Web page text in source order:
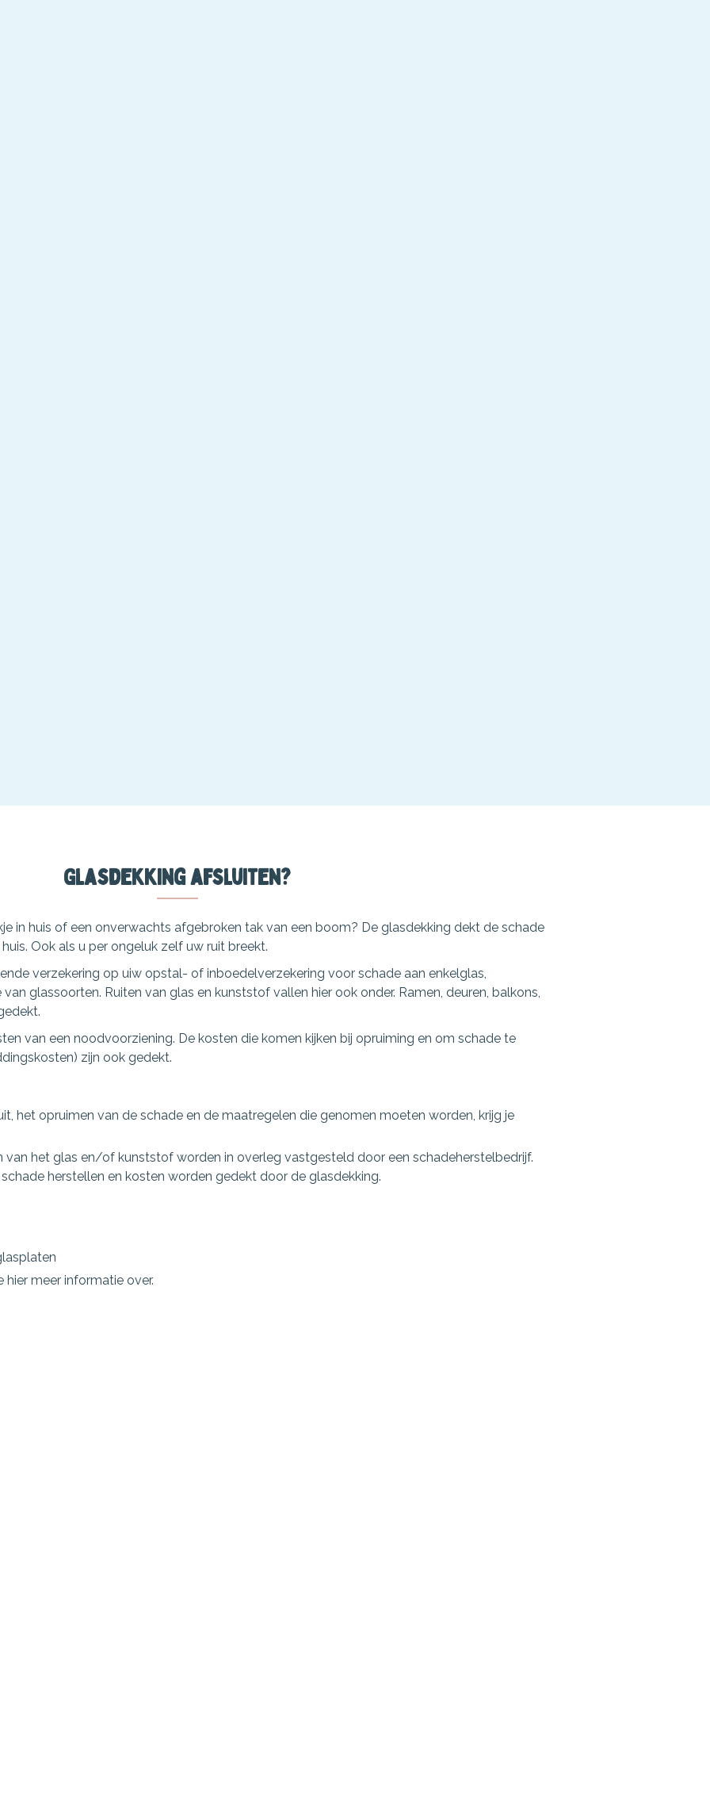
Glasdekking afsluiten?
in huis of een onverwachts afgebroken tak van een boom? De glasdekking dekt de schade
Ook als u per ongeluk zelf uw ruit breekt.
verzekering op uiw opstal- of inboedelverzekering voor schade aan enkelglas,
glassoorten. Ruiten van glas en kunststof vallen hier ook onder. Ramen, deuren, balkons,
van een noodvoorziening. De kosten die komen kijken bij opruiming en om schade te
zijn ook gedekt.
het opruimen van de schade en de maatregelen die genomen moeten worden, krijg je
van het glas en/of kunststof worden in overleg vastgesteld door een schadeherstelbedrijf.
herstellen en kosten worden gedekt door de glasdekking.
hier meer informatie over.